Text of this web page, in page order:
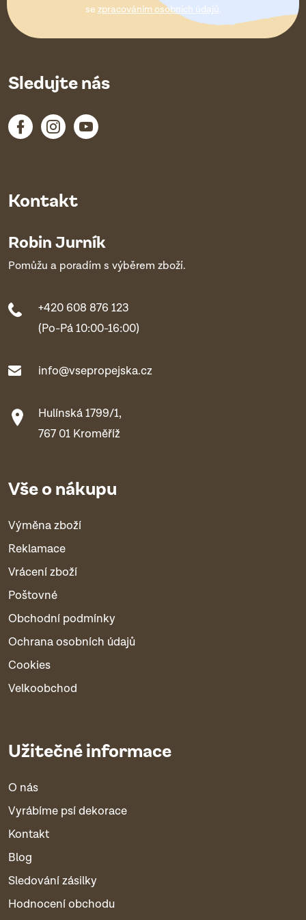
se zpracováním osobních údajů.
Kontakt
Robin Jurník
Pomůžu a poradím s výběrem zboží.
+420 608 876 123
(Po-Pá 10:00-16:00)
info@vsepropejska.cz
Hulínská 1799/1,
767 01 Kroměříž
Vše o nákupu
Výměna zboží
Reklamace
Vrácení zboží
Poštovné
Obchodní podmínky
Ochrana osobních údajů
Cookies
Velkoobchod
Užitečné informace
O nás
Vyrábíme psí dekorace
Kontakt
Blog
Sledování zásilky
Hodnocení obchodu
Sledujte nás